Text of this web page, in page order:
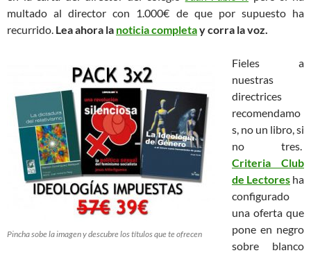
multado al director con 1.000€ de que por supuesto ha
recurrido. Lea ahora la noticia completay corra la voz.
Pincha sobe la imagen y descubre los títulos que te ofrecen
Fieles a
nuestras
directrices
recomendamo
s, no un libro, si
no tres.
Criteria Club
de Lectores ha
configurado
una oferta que
pone en negro
sobre blanco